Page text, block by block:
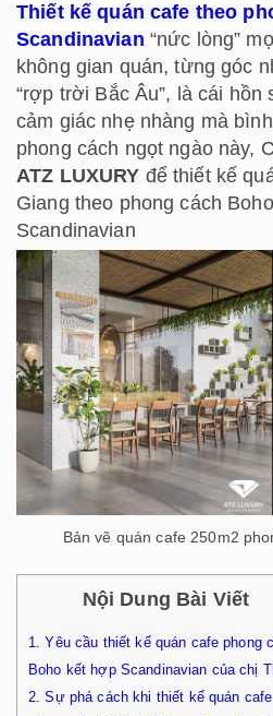
Thiết kế quán cafe theo
Scandinavian “nức lòng”
không gian quán, từng góc
“rợp trời Bắc Âu”, là cái hồn
cảm giác nhẹ nhàng mà
phong cách ngọt ngào này,
ATZ LUXURY để thiết kế
Giang theo phong cách
Scandinavian
Bản vẽ quán cafe 250m2
Nội Dung Bài Viết
1.
Yêu cầu thiết kế quán cafe phong
Boho kết hợp Scandinavian của chị
2. Sự phá cách khi thiết kế quán cafe